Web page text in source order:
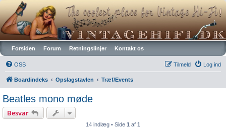
Vintagehifi.dk
Forsiden Forum Retningslinjer Kontakt os
OSS Log ind
Tilmeld
Boardindeks Opslagstavlen Træf/Events
Beatles mono møde
Besvar
14 indlæg • Side 1 af 1